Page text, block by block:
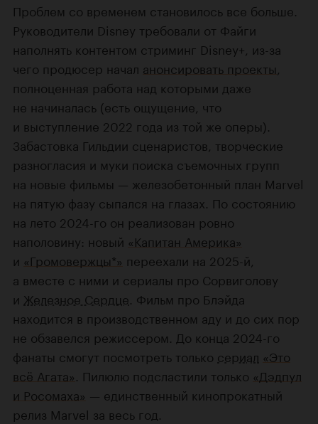
Проблем со временем становилось все больше.
Руководители Disney требовали от Файги
наполнять контентом стриминг Disney+, из-за
чего продюсер начал анонсировать проекты
полноценная работа над которыми даже
не начиналась (есть ощущение, что
и выступление 2022 года из той же оперы).
Забастовка Гильдии сценаристов, творческие
разногласия и муки поиска съемочных групп
на новые фильмы — железобетонный план Marvel
на пятую фазу сыпался на глазах. По состоянию
на лето 2024-го он реализован ровно
наполовину: новый «Капитан Америка»
и «Громовержцы*» переехали на 2025-й,
а вместе с ними и сериалы про Сорвиголову
и Железное Сердце . Фильм про Блэйда
находится в производственном аду и до сих пор
не обзавелся режиссером. До конца 2024-го
фанаты смогут посмотреть только сериал «Это
всё Агата» . Пилюлю подсластили только «Дэдпул
и Росомаха» — единственный кинопрокатный
релиз Marvel за весь год.